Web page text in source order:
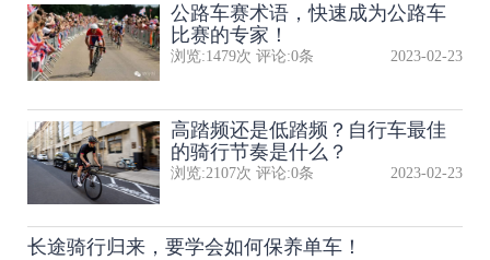
公路车赛术语，快速成为公路车
比赛的专家！
浏览:1479次 评论:0条 2023-02-23
高踏频还是低踏频？自行车最佳
的骑行节奏是什么？
浏览:2107次 评论:0条 2023-02-23
长途骑行归来，要学会如何保养单车！